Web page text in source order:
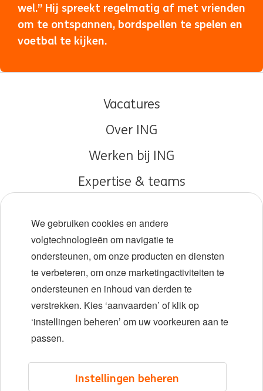
wel.” Hij spreekt regelmatig af met vrienden
om te ontspannen, bordspellen te spelen en
voetbal te kijken.
Vacatures
Over ING
Werken bij ING
Expertise & teams
Diversiteit en inclusie
Locaties
Evenementen
©2026 ING
We gebruiken cookies en andere
volgtechnologieën om navigatie te
ondersteunen, om onze producten en diensten
te verbeteren, om onze marketingactiviteiten te
ondersteunen en inhoud van derden te
verstrekken. Kies ‘aanvaarden’ of klik op
‘instellingen beheren’ om uw voorkeuren aan te
passen.
Instellingen beheren